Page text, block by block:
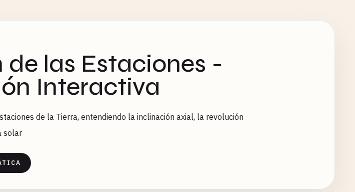
las Estaciones -
Interactiva
de la Tierra, entendiendo la inclinación axial, la revolución
solar